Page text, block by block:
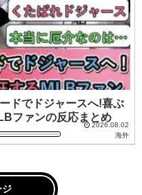
ドでドジャースへ!喜ぶ
ファンの反応まとめ
2026.08.02
海外
ジ